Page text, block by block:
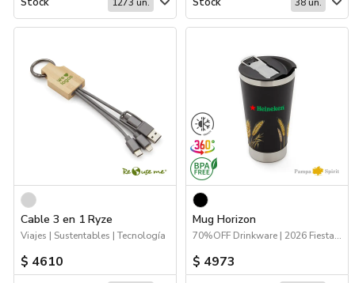
1273 un. 38 un.
Cable 3 en 1 Ryze
Viajes | Sustentables | Tecnología
$ 4610
Mug Horizon
70%OFF Drinkware | 2026 Fiestas Patrias | Viajes | Drinkware
$ 4973